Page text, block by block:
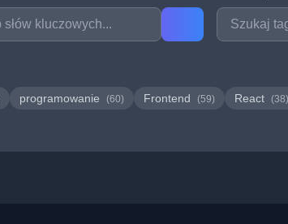
programowanie (60) Frontend (59) React (38)